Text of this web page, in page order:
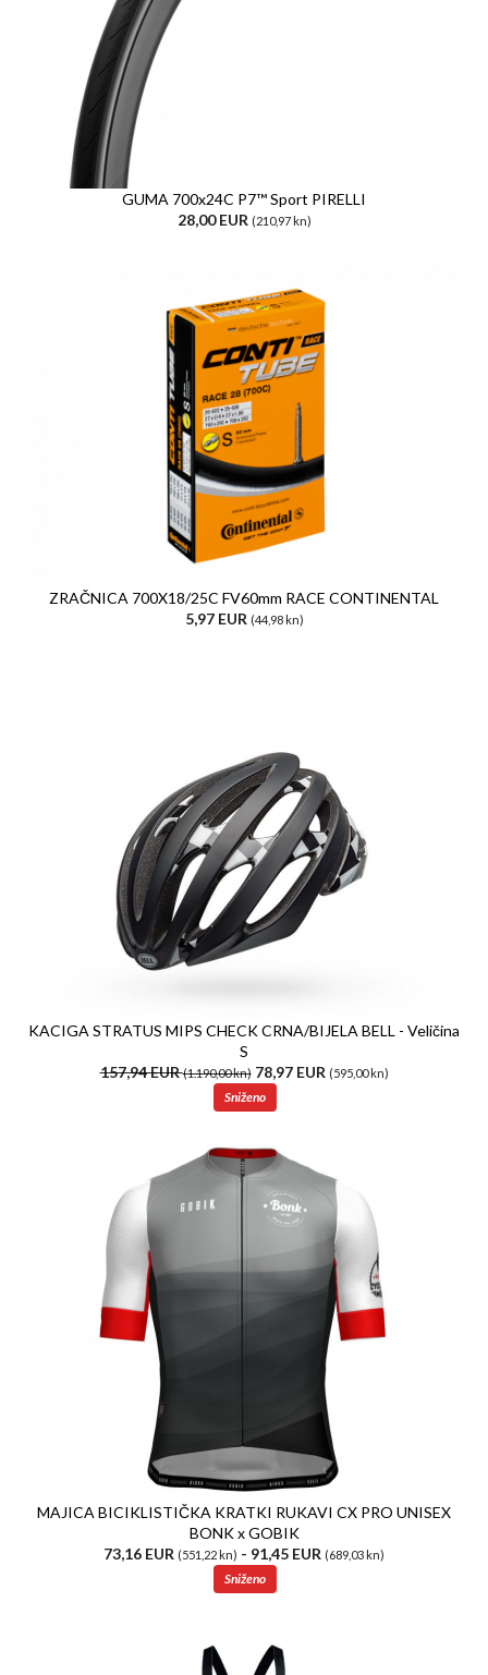
GUMA 700x24C P7™ Sport PIRELLI
28,00 EUR (210,97 kn)
ZRAČNICA 700X18/25C FV60mm RACE CONTINENTAL
5,97 EUR (44,98 kn)
KACIGA STRATUS MIPS CHECK CRNA/BIJELA BELL - Veličina
S
157,94 EUR(1.190,00 kn)78,97 EUR (595,00 kn)
Sniženo
MAJICA BICIKLISTIČKA KRATKI RUKAVI CX PRO UNISEX
BONK x GOBIK
73,16 EUR (551,22 kn) - 91,45 EUR (689,03 kn)
Sniženo